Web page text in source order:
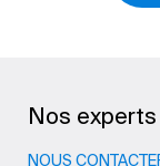
Nos
NOUS